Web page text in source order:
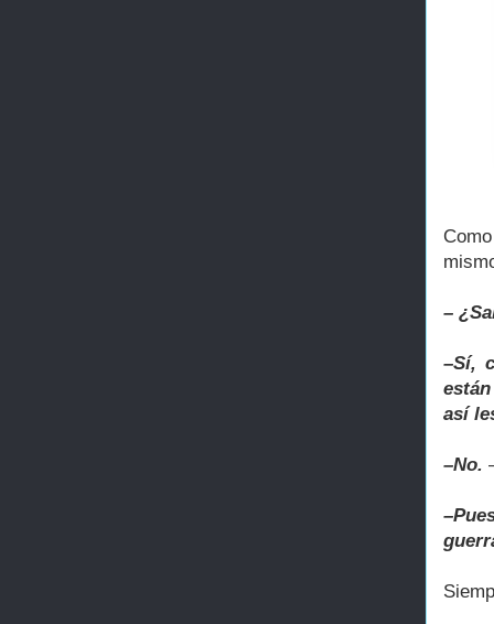
–
–Sí,
así
–No.